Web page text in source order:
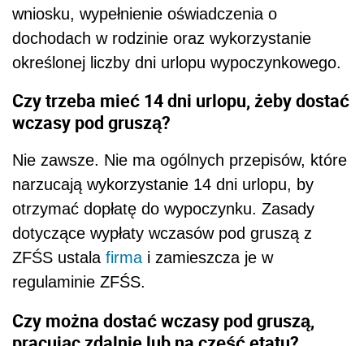
wniosku, wypełnienie oświadczenia o
dochodach w rodzinie oraz wykorzystanie
określonej liczby dni urlopu wypoczynkowego.
Czy trzeba mieć 14 dni urlopu, żeby dostać
wczasy pod gruszą?
Nie zawsze. Nie ma ogólnych przepisów, które
narzucają wykorzystanie 14 dni urlopu, by
otrzymać dopłatę do wypoczynku. Zasady
dotyczące wypłaty wczasów pod gruszą z
ZFŚS ustala firmai zamieszcza je w
regulaminie ZFŚS.
Czy można dostać wczasy pod gruszą,